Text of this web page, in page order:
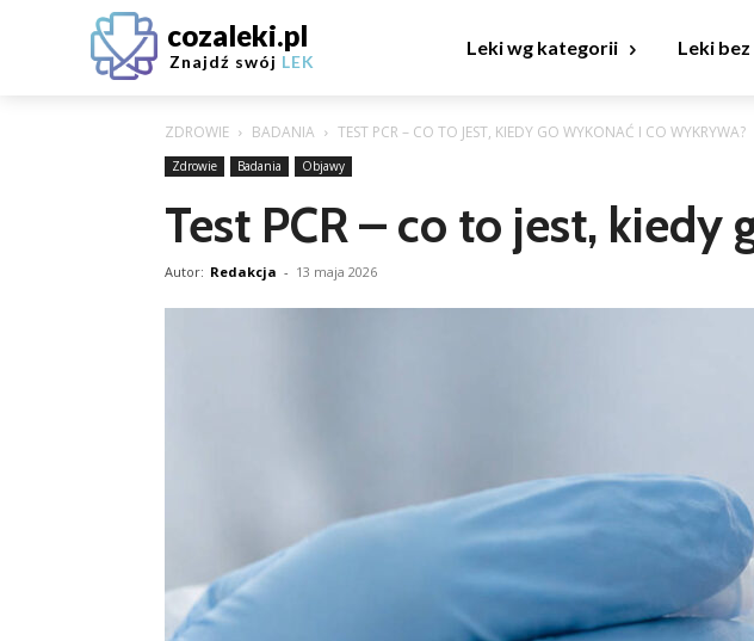
cozaleki.pl
Znajdź swój LEK
Leki wg kategorii Leki
ZDROWIE BADANIA TEST PCR – CO TO JEST, KIEDY GO WYKONAĆ I CO WYKRYWA?
Zdrowie Badania Objawy
Test PCR – co to jest,
Autor: Redakcja - 13 maja 2026